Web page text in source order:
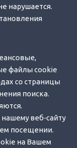
нарушается.
файлы cookie
со страницы
поиска.
веб‐сайту
посещении.
на Вашем